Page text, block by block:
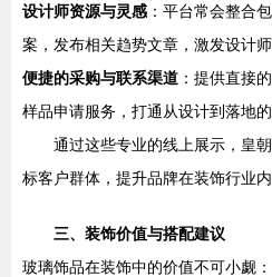
设计师资源与灵感 ：平台常会整合
案，发布相关趋势文章，激发设计师
便捷的采购与联系渠道 ：提供直接
样品申请服务，打通从设计到落地的
通过这些专业的线上展示，皇
标客户群体，提升品牌在装饰行业
三、装饰价值与搭配建议
玻璃饰品在装饰中的价值不可小觑：